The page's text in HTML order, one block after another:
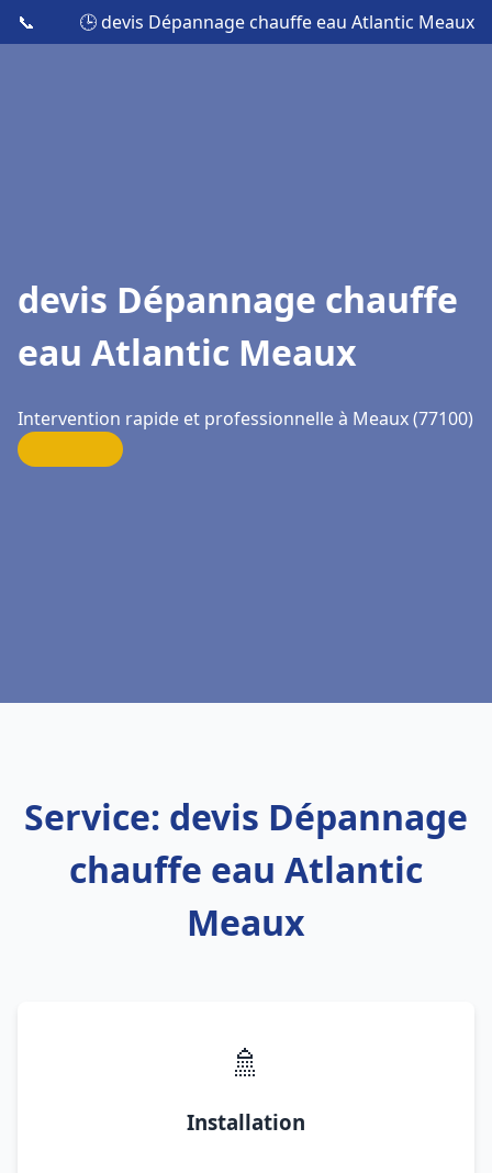
📞 🕒 devis Dépannage chauffe eau Atlantic Meaux
devis Dépannage chauffe
eau Atlantic Meaux
Intervention rapide et professionnelle à Meaux (77100)
Service: devis Dépannage
chauffe eau Atlantic
Meaux
🚿
Installation